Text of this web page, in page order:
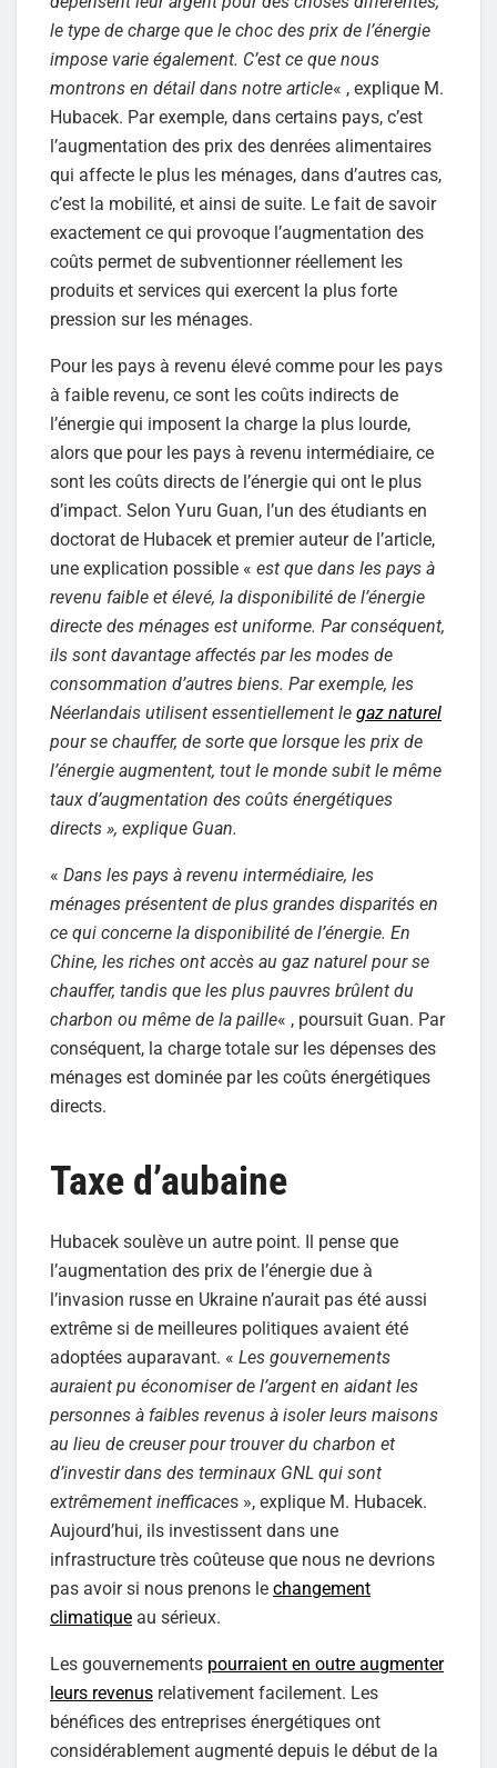
le type de charge que le choc des prix de l’énergie
impose varie également. C’est ce que nous
montrons en détail dans notre article« , explique M.
Hubacek. Par exemple, dans certains pays, c’est
l’augmentation des prix des denrées alimentaires
qui affecte le plus les ménages, dans d’autres cas,
c’est la mobilité, et ainsi de suite. Le fait de savoir
exactement ce qui provoque l’augmentation des
coûts permet de subventionner réellement les
produits et services qui exercent la plus forte
pression sur les ménages.
Pour les pays à revenu élevé comme pour les pays
à faible revenu, ce sont les coûts indirects de
l’énergie qui imposent la charge la plus lourde,
alors que pour les pays à revenu intermédiaire, ce
sont les coûts directs de l’énergie qui ont le plus
d’impact. Selon Yuru Guan, l’un des étudiants en
doctorat de Hubacek et premier auteur de l’article,
une explication possible « est que dans les pays à
revenu faible et élevé, la disponibilité de l’énergie
directe des ménages est uniforme. Par conséquent,
ils sont davantage affectés par les modes de
consommation d’autres biens. Par exemple, les
Néerlandais utilisent essentiellement le gaz naturel
pour se chauffer, de sorte que lorsque les prix de
l’énergie augmentent, tout le monde subit le même
taux d’augmentation des coûts énergétiques
directs », explique Guan.
« Dans les pays à revenu intermédiaire, les
ménages présentent de plus grandes disparités en
ce qui concerne la disponibilité de l’énergie. En
Chine, les riches ont accès au gaz naturel pour se
chauffer, tandis que les plus pauvres brûlent du
charbon ou même de la paille« , poursuit Guan. Par
conséquent, la charge totale sur les dépenses des
ménages est dominée par les coûts énergétiques
directs.
Taxe d’aubaine
Hubacek soulève un autre point. Il pense que
l’augmentation des prix de l’énergie due à
l’invasion russe en Ukraine n’aurait pas été aussi
extrême si de meilleures politiques avaient été
adoptées auparavant. « Les gouvernements
auraient pu économiser de l’argent en aidant les
personnes à faibles revenus à isoler leurs maisons
au lieu de creuser pour trouver du charbon et
d’investir dans des terminaux GNL qui sont
extrêmement inefficaces », explique M. Hubacek.
Aujourd’hui, ils investissent dans une
infrastructure très coûteuse que nous ne devrions
pas avoir si nous prenons le changement
climatique au sérieux.
Les gouvernements pourraient en outre augmenter
leurs revenus relativement facilement. Les
bénéfices des entreprises énergétiques ont
considérablement augmenté depuis le début de la